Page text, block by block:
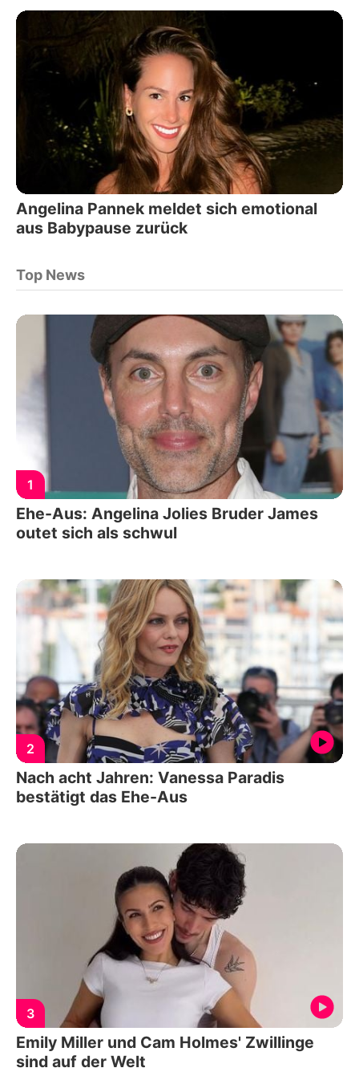
Angelina Pannek meldet sich emotional
aus Babypause zurück
Top News
1
Ehe-Aus: Angelina Jolies Bruder James
outet sich als schwul
2
Nach acht Jahren: Vanessa Paradis
bestätigt das Ehe-Aus
3
Emily Miller und Cam Holmes' Zwillinge
sind auf der Welt